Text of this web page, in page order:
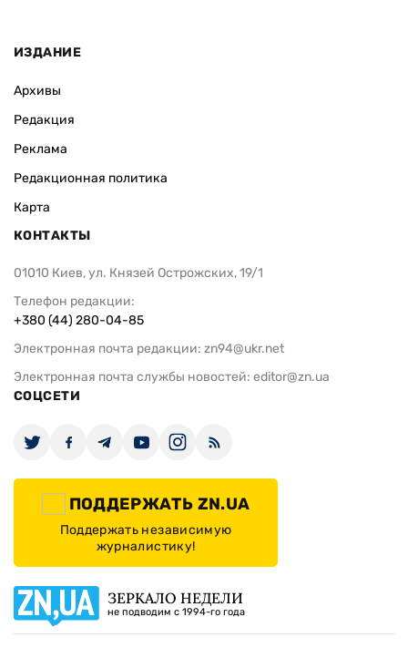
ИЗДАНИЕ
Архивы
Редакция
Реклама
Редакционная политика
Карта
КОНТАКТЫ
01010 Киев, ул. Князей Острожских, 19/1
Телефон редакции:
+380 (44) 280-04-85
Электронная почта редакции: zn94@ukr.net
Электронная почта службы новостей: editor@zn.ua
СОЦСЕТИ
ПОДДЕРЖАТЬ ZN.UA
Поддержать независимую
журналистику!
ЗЕРКАЛО НЕДЕЛИ
не подводим с 1994-го года